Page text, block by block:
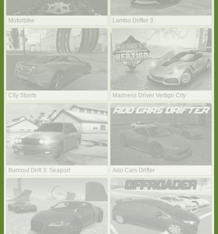
Motorbike Lambo Drifter 3
City Stunts Madness Driver Vertigo City
Burnout Drift 3: Seaport Ado Cars Drifter